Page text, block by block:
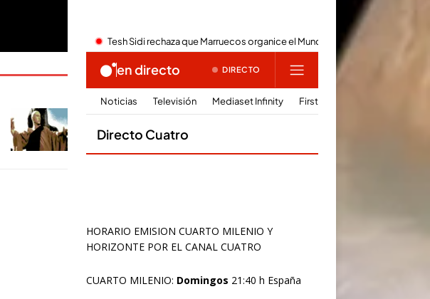
HORARIO EMISION CUARTO MILENIO Y
HORIZONTE POR EL CANAL CUATRO
CUARTO MILENIO: Domingos 21:40 h España